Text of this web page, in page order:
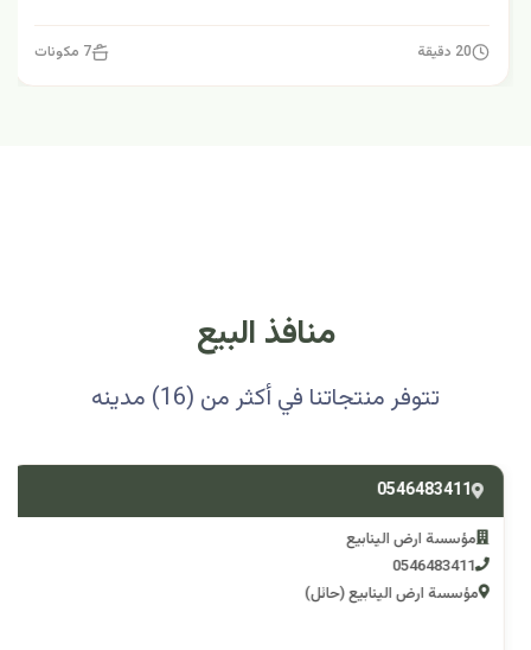
20 دقيقة 7 مكونات
منافذ البيع
تتوفر منتجاتنا في أكثر من (16) مدينه
0546483411
مؤسسة ارض الينابيع
0546483411
مؤسسة ارض الينابيع (حائل)